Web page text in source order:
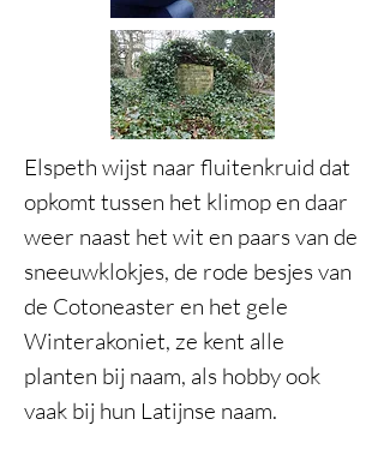
Elspeth wijst naar fluitenkruid dat
opkomt tussen het klimop en daar
weer naast het wit en paars van de
sneeuwklokjes, de rode besjes van
de Cotoneaster en het gele
Winterakoniet, ze kent alle
planten bij naam, als hobby ook
vaak bij hun Latijnse naam.